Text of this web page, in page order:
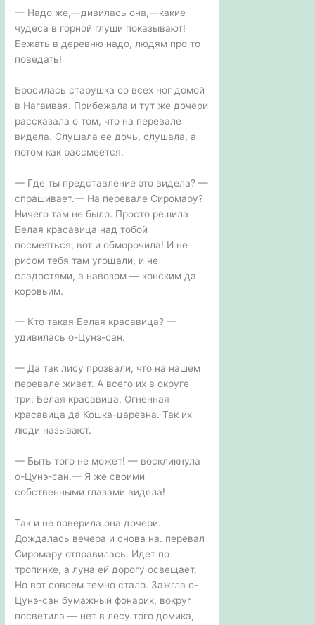
— Надо же,—дивилась она,—какие
чудеса в горной глуши показывают!
Бежать в деревню надо, людям про то
поведать!
Бросилась старушка со всех ног домой
в Нагаивая. Прибежала и тут же дочери
рассказала о том, что на перевале
видела. Слушала ее дочь, слушала, а
потом как рассмеется:
— Где ты представление это видела? —
спрашивает.— На перевале Сиромару?
Ничего там не было. Просто решила
Белая красавица над тобой
посмеяться, вот и обморочила! И не
рисом тебя там угощали, и не
сладостями, а навозом — конским да
коровьим.
— Кто такая Белая красавица? —
удивилась о-Цунэ-сан.
— Да так лису прозвали, что на нашем
перевале живет. А всего их в округе
три: Белая красавица, Огненная
красавица да Кошка-царевна. Так их
люди называют.
— Быть того не может! — воскликнула
о-Цунэ-сан.— Я же своими
собственными глазами видела!
Так и не поверила она дочери.
Дождалась вечера и снова на. перевал
Сиромару отправилась. Идет по
тропинке, а луна ей дорогу освещает.
Но вот совсем темно стало. Зажгла о-
Цунэ-сан бумажный фонарик, вокруг
посветила — нет в лесу того домика,